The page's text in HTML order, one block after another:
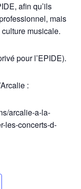
afin qu’ils
mais
musicale.
pour l’EPIDE).
:
arcalie-a-la-
les-concerts-d-